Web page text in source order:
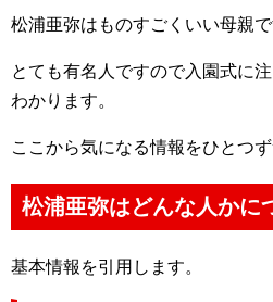
松浦亜弥はものすごくいい母親で
とても有名人ですので入園式に
わかります。
ここから気になる情報をひとつ
松浦亜弥はどんな人かに
基本情報を引用します。